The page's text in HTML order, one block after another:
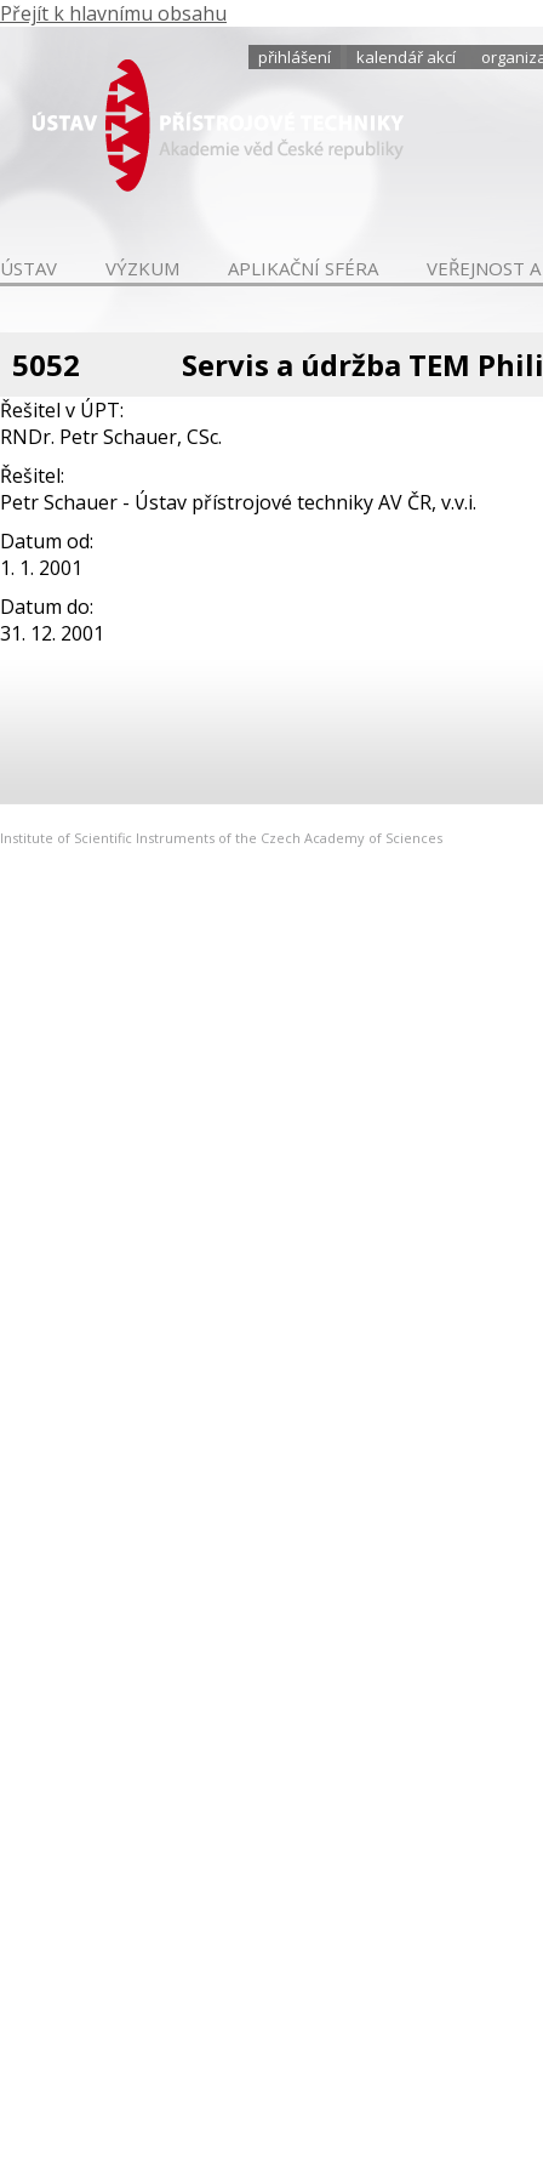
Přejít k hlavnímu obsahu
přihlášení kalendář akcí
ÚSTAV VÝZKUM APLIKAČNÍ SFÉRA VEŘEJNOST
5052 Servis a údržba TEM
Řešitel v ÚPT:
RNDr. Petr Schauer, CSc.
Řešitel:
Petr Schauer - Ústav přístrojové techniky AV ČR, v.v.i.
Datum od:
1. 1. 2001
Datum do:
31. 12. 2001
Institute of Scientific Instruments of the Czech Academy of Sciences